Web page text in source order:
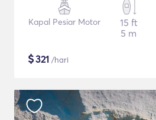
Kapal Pesiar Motor
15 ft
5 m
$321 /hari